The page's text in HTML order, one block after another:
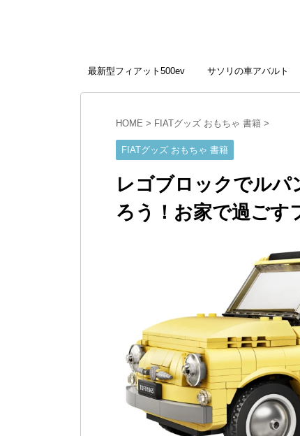
最新型フィアット500ev サソリの車アバルト
HOME > FIATグッズ おもちゃ 書籍 >
FIATグッズ おもちゃ 書籍
レゴブロックでル
ろう！お家で過ごす